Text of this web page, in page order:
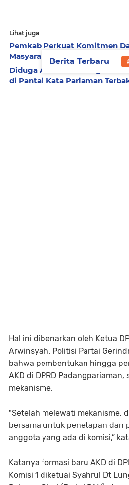
Lihat juga
Pemkab Perkuat Komitmen
Masyarakat Yang Harmonis
Diduga Akibat Puntung
di Pantai Kata Pariaman
Hal ini dibenarkan oleh Ketua
Arwinsyah. Politisi Partai
bahwa pembentukan hingga
AKD di DPRD
mekanisme.
"Setelah melewati mekanisme,
bersama untuk penetapan dan
anggota yang ada di komisi,”
Katanya formasi baru AKD di
Komisi 1 diketuai Syahrul Dt
Berita Terbaru